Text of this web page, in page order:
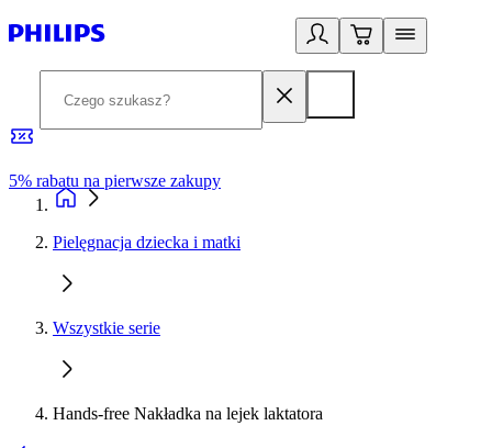
5% rabatu na pierwsze zakupy
Pielęgnacja dziecka i matki
Wszystkie serie
Hands-free Nakładka na lejek laktatora